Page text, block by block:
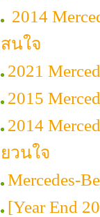
2014
สนใจ
2021
2015
2014
ยวนใจ
Mercedes-
[Year End